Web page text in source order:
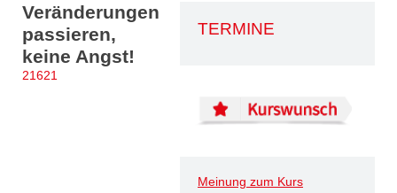
TERMINE
Meinung zum Kurs
Veränderungen
passieren,
keine Angst!
21621